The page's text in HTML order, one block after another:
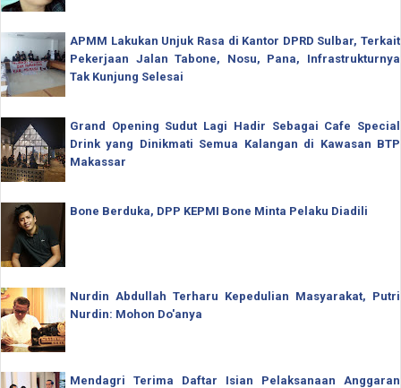
APMM Lakukan Unjuk Rasa di Kantor DPRD Sulbar, Terkait
Pekerjaan Jalan Tabone, Nosu, Pana, Infrastrukturnya
Tak Kunjung Selesai
Grand Opening Sudut Lagi Hadir Sebagai Cafe Special
Drink yang Dinikmati Semua Kalangan di Kawasan BTP
Makassar
Bone Berduka, DPP KEPMI Bone Minta Pelaku Diadili
Nurdin Abdullah Terharu Kepedulian Masyarakat, Putri
Nurdin: Mohon Do'anya
Mendagri Terima Daftar Isian Pelaksanaan Anggaran